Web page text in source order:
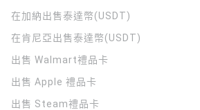
在加納出售泰達幣(USDT)
在肯尼亞出售泰達幣(USDT)
出售 Walmart禮品卡
出售 Apple 禮品卡
出售 Steam禮品卡